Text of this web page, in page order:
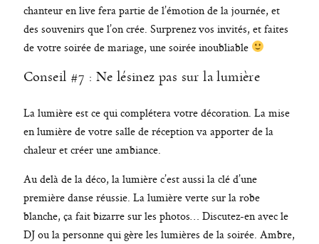
chanteur en live fera partie de l’émotion de la journée, et
des souvenirs que l’on crée. Surprenez vos invités, et faites
de votre soirée de mariage, une soirée inoubliable
Conseil #7 : Ne lésinez pas sur la lumière
La lumière est ce qui complétera votre décoration. La mise
en lumière de votre salle de réception va apporter de la
chaleur et créer une ambiance.
Au delà de la déco, la lumière c’est aussi la clé d’une
première danse réussie. La lumière verte sur la robe
blanche, ça fait bizarre sur les photos… Discutez-en avec le
DJ ou la personne qui gère les lumières de la soirée. Ambre,